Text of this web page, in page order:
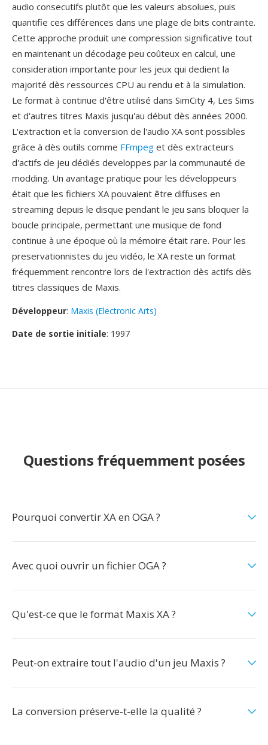
audio consecutifs plutôt que les valeurs absolues, puis
quantifie ces différences dans une plage de bits contrainte.
Cette approche produit une compression significative tout
en maintenant un décodage peu coûteux en calcul, une
consideration importante pour les jeux qui dedient la
majorité dès ressources CPU au rendu et à la simulation.
Le format à continue d'être utilisé dans SimCity 4, Les Sims
et d'autres titres Maxis jusqu'au début dès années 2000.
L'extraction et la conversion de l'audio XA sont possibles
grâce à dès outils comme FFmpeg et dès extracteurs
d'actifs de jeu dédiés developpes par la communauté de
modding. Un avantage pratique pour les développeurs
était que les fichiers XA pouvaient être diffuses en
streaming depuis le disque pendant le jeu sans bloquer la
boucle principale, permettant une musique de fond
continue à une époque où la mémoire était rare. Pour les
preservationnistes du jeu vidéo, le XA reste un format
fréquemment rencontre lors de l'extraction dès actifs dès
titres classiques de Maxis.
Développeur: Maxis (Electronic Arts)
Date de sortie initiale: 1997
Questions fréquemment posées
Pourquoi convertir XA en OGA ?
Avec quoi ouvrir un fichier OGA ?
Qu'est-ce que le format Maxis XA ?
Peut-on extraire tout l'audio d'un jeu Maxis ?
La conversion préserve-t-elle la qualité ?